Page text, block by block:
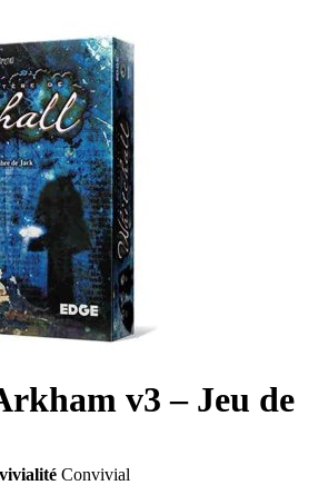
v3 – Jeu de
Convivial